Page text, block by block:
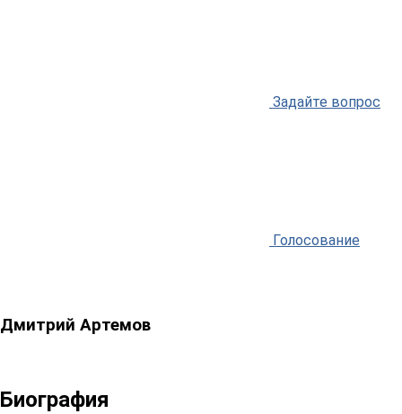
Задайте вопрос
Голосование
Дмитрий Артемов
Биография